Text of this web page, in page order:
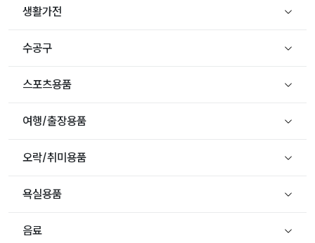
생활가전
수공구
스포츠용품
여행/출장용품
오락/취미용품
욕실용품
음료